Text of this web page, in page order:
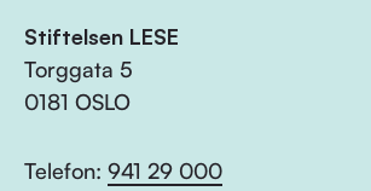
Stiftelsen LESE
Torggata 5
0181 OSLO
Telefon: 941 29 000